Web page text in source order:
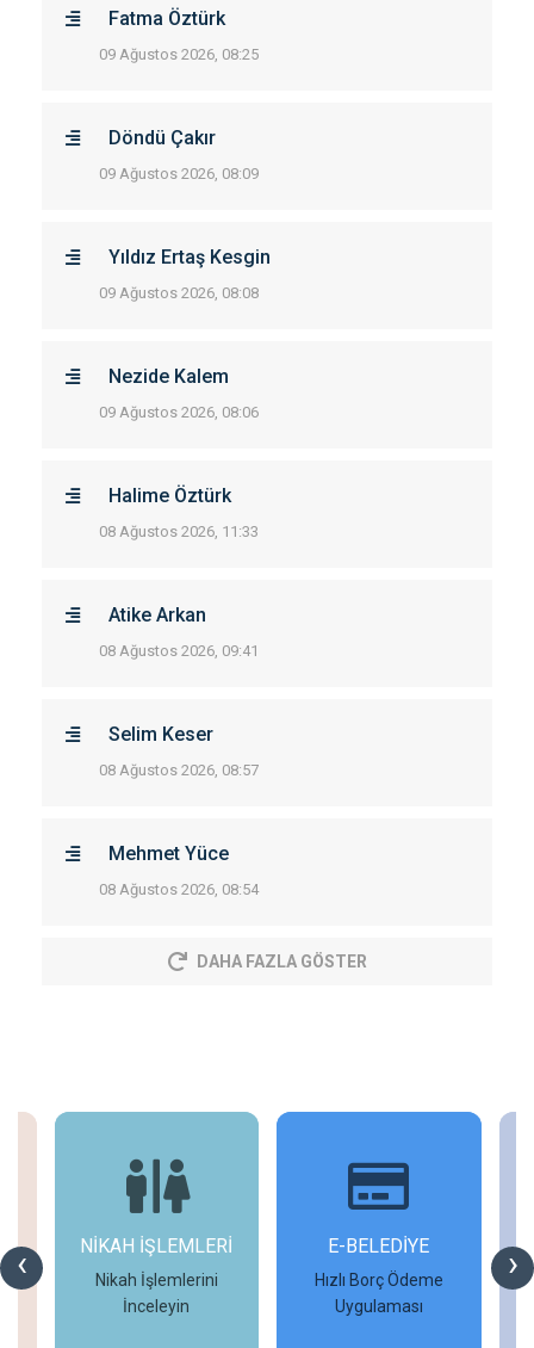
Fatma Öztürk
09 Ağustos 2026, 08:25
Döndü Çakır
09 Ağustos 2026, 08:09
Yıldız Ertaş Kesgin
09 Ağustos 2026, 08:08
Nezide Kalem
09 Ağustos 2026, 08:06
Halime Öztürk
08 Ağustos 2026, 11:33
Atike Arkan
08 Ağustos 2026, 09:41
Selim Keser
08 Ağustos 2026, 08:57
Mehmet Yüce
08 Ağustos 2026, 08:54
DAHA FAZLA GÖSTER
‹ ›
NİKAH İŞLEMLERİ
Nikah İşlemlerini
İnceleyin
E-BELEDİYE
Hızlı Borç Ödeme
Uygulaması